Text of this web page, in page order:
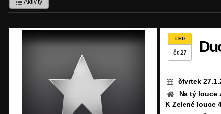
Aktivity
LED
čt 27
čtvrtek
Na tý louce
K Zelené louce